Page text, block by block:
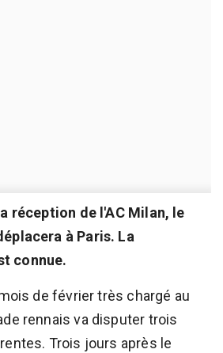
réception de l'AC Milan, le
à Paris. La
connue.
de février très chargé au
rennais va disputer trois
Trois jours après le